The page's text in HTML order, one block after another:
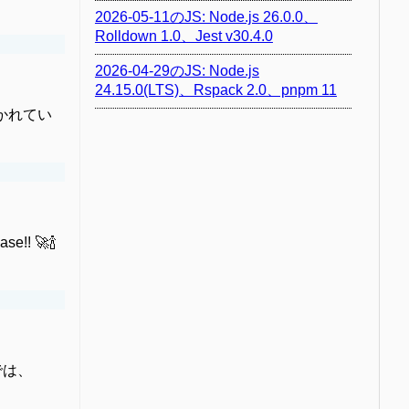
れてい
🚀🍾
、
2026-05-11のJS: Node.js 26.0.0、
Rolldown 1.0、Jest v30.4.0
2026-04-29のJS: Node.js
24.15.0(LTS)、Rspack 2.0、pnpm 11